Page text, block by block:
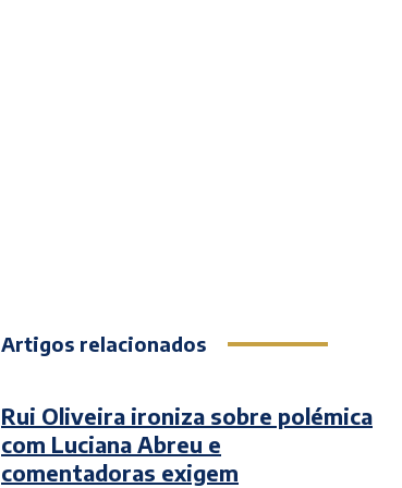
Artigos relacionados
Rui Oliveira ironiza sobre polémica
com Luciana Abreu e
comentadoras exigem